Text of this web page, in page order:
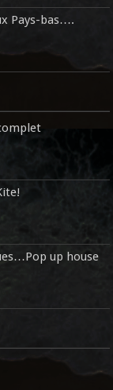
Pays-bas….
up house